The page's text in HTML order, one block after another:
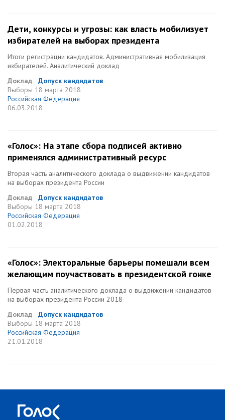
Дети, конкурсы и угрозы: как власть мобилизует
избирателей на выборах президента
Итоги регистрации кандидатов. Административная мобилизация
избирателей. Аналитический доклад
Доклад
Допуск кандидатов
Выборы 18 марта 2018
Российская Федерация
06.03.2018
«Голос»: На этапе сбора подписей активно
применялся административный ресурс
Вторая часть аналитического доклада о выдвижении кандидатов
на выборах президента России
Доклад
Допуск кандидатов
Выборы 18 марта 2018
Российская Федерация
01.02.2018
«Голос»: Электоральные барьеры помешали всем
желающим поучаствовать в президентской гонке
Первая часть аналитического доклада о выдвижении кандидатов
на выборах президента России 2018
Доклад
Допуск кандидатов
Выборы 18 марта 2018
Российская Федерация
21.01.2018